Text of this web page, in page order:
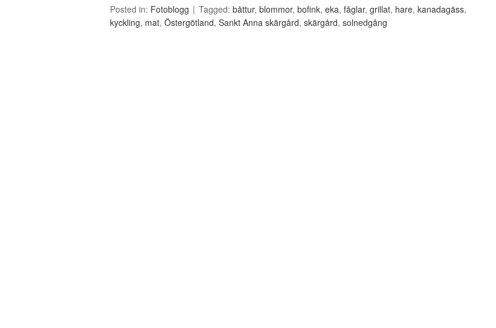
Posted in: Fotoblogg Tagged: båttur, blommor, bofink, eka, fåglar, grillat, hare, kanadagäss,
kyckling, mat, Östergötland, Sankt Anna skärgård, skärgård, solnedgång